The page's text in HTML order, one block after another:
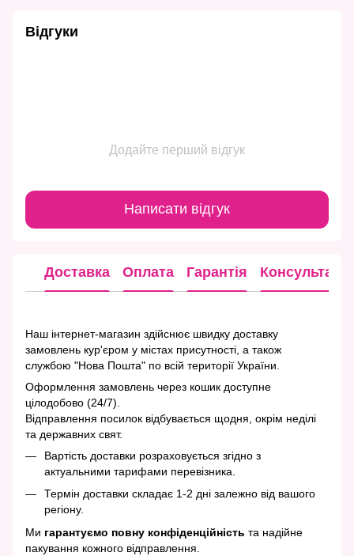
Відгуки
Додайте перший відгук
Написати відгук
Доставка Оплата Гарантія Консультація
Наш інтернет-магазин здійснює швидку доставку
замовлень кур'єром у містах присутності, а також
службою "Нова Пошта" по всій території України.
Оформлення замовлень через кошик доступне
цілодобово (24/7).
Відправлення посилок відбувається щодня, окрім неділі
та державних свят.
Вартість доставки розраховується згідно з
актуальними тарифами перевізника.
Термін доставки складає 1-2 дні залежно від вашого
регіону.
Ми гарантуємо повну конфіденційність та надійне
пакування кожного відправлення.